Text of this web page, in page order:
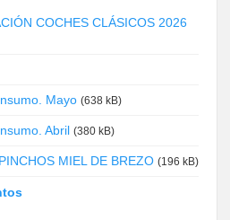
COCHES CLÁSICOS 2026
Mayo (638 kB)
Abril (380 kB)
MIEL DE BREZO (196 kB)